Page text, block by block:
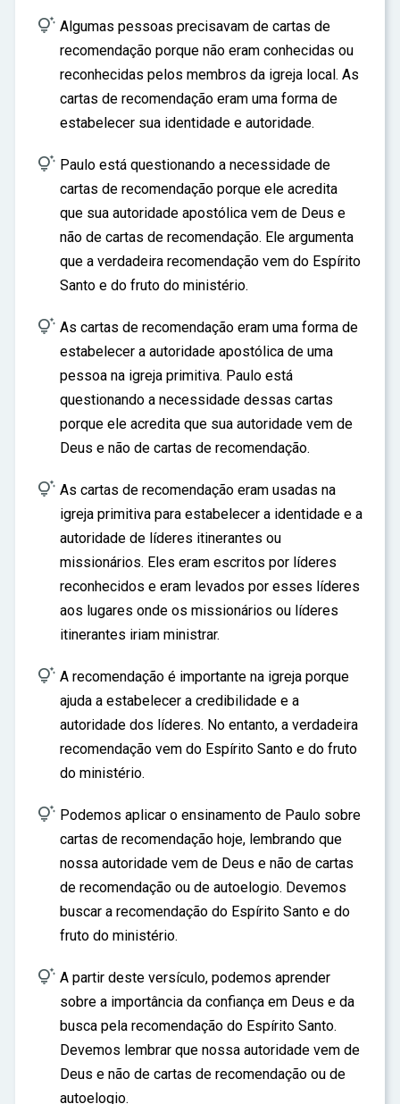
 Algumas pessoas precisavam de cartas de
recomendação porque não eram conhecidas ou
reconhecidas pelos membros da igreja local. As
cartas de recomendação eram uma forma de
estabelecer sua identidade e autoridade.
 Paulo está questionando a necessidade de
cartas de recomendação porque ele acredita
que sua autoridade apostólica vem de Deus e
não de cartas de recomendação. Ele argumenta
que a verdadeira recomendação vem do Espírito
Santo e do fruto do ministério.
 As cartas de recomendação eram uma forma de
estabelecer a autoridade apostólica de uma
pessoa na igreja primitiva. Paulo está
questionando a necessidade dessas cartas
porque ele acredita que sua autoridade vem de
Deus e não de cartas de recomendação.
 As cartas de recomendação eram usadas na
igreja primitiva para estabelecer a identidade e a
autoridade de líderes itinerantes ou
missionários. Eles eram escritos por líderes
reconhecidos e eram levados por esses líderes
aos lugares onde os missionários ou líderes
itinerantes iriam ministrar.
 A recomendação é importante na igreja porque
ajuda a estabelecer a credibilidade e a
autoridade dos líderes. No entanto, a verdadeira
recomendação vem do Espírito Santo e do fruto
do ministério.
 Podemos aplicar o ensinamento de Paulo sobre
cartas de recomendação hoje, lembrando que
nossa autoridade vem de Deus e não de cartas
de recomendação ou de autoelogio. Devemos
buscar a recomendação do Espírito Santo e do
fruto do ministério.
 A partir deste versículo, podemos aprender
sobre a importância da confiança em Deus e da
busca pela recomendação do Espírito Santo.
Devemos lembrar que nossa autoridade vem de
Deus e não de cartas de recomendação ou de
autoelogio.